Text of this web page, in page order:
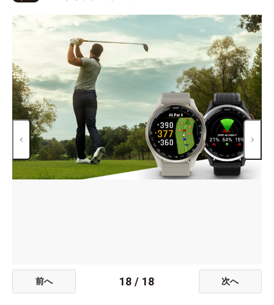
前へ 18 / 18 次へ